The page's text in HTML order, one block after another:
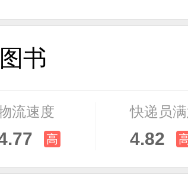
书
流速度
高
快递员
4.82